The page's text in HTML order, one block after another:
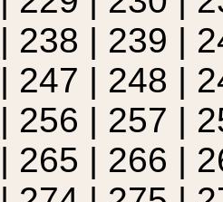
| 238 | 239 |
| 247 | 248 |
| 256 | 257 |
| 265 | 266 |